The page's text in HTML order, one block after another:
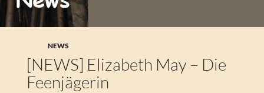
NEWS
[NEWS] Elizabeth May – Die
Feenjägerin